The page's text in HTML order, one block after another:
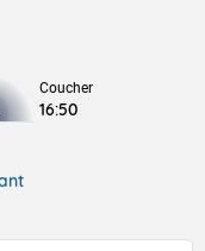
Coucher
16:50